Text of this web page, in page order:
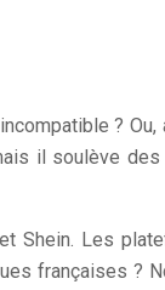
? Ou,
il soulève
Shein. Les
françaises ?